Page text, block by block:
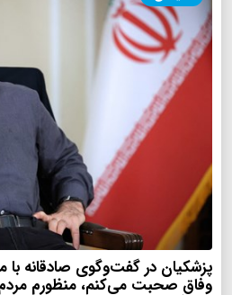
پزشکیان در گفت‌وگوی صادقانه
وفاق صحبت می‌کنم، منظورم